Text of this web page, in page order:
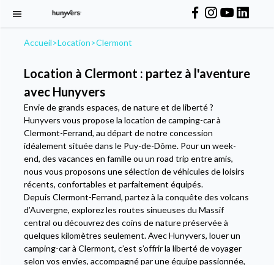
Accueil>Location>Clermont
Location à Clermont : partez à l'aventure
avec Hunyvers
Envie de grands espaces, de nature et de liberté ?
Hunyvers vous propose la location de camping-car à
Clermont-Ferrand, au départ de notre concession
idéalement située dans le Puy-de-Dôme. Pour un week-
end, des vacances en famille ou un road trip entre amis,
nous vous proposons une sélection de véhicules de loisirs
récents, confortables et parfaitement équipés.
Depuis Clermont-Ferrand, partez à la conquête des volcans
d’Auvergne, explorez les routes sinueuses du Massif
central ou découvrez des coins de nature préservée à
quelques kilomètres seulement. Avec Hunyvers, louer un
camping-car à Clermont, c’est s’offrir la liberté de voyager
selon vos envies, accompagné par une équipe passionnée,